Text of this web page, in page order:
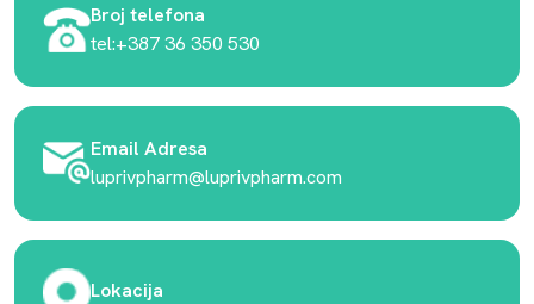
Broj telefona
tel:+387 36 350 530
Email Adresa
luprivpharm@luprivpharm.com
Lokacija